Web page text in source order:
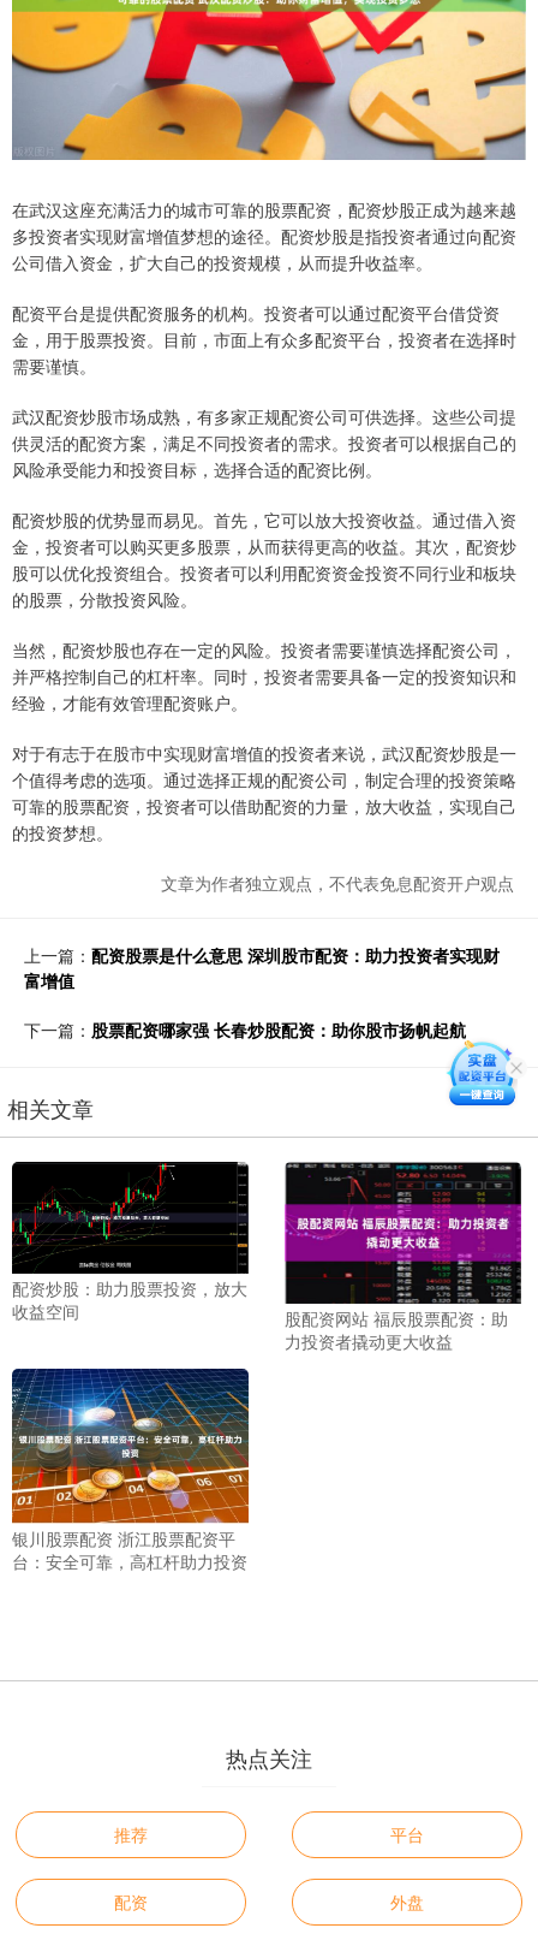
在武汉这座充满活力的城市可靠的股票配资，配资炒股正成为越来越
多投资者实现财富增值梦想的途径。配资炒股是指投资者通过向配资
公司借入资金，扩大自己的投资规模，从而提升收益率。
配资平台是提供配资服务的机构。投资者可以通过配资平台借贷资
金，用于股票投资。目前，市面上有众多配资平台，投资者在选择时
需要谨慎。
武汉配资炒股市场成熟，有多家正规配资公司可供选择。这些公司提
供灵活的配资方案，满足不同投资者的需求。投资者可以根据自己的
风险承受能力和投资目标，选择合适的配资比例。
配资炒股的优势显而易见。首先，它可以放大投资收益。通过借入资
金，投资者可以购买更多股票，从而获得更高的收益。其次，配资炒
股可以优化投资组合。投资者可以利用配资资金投资不同行业和板块
的股票，分散投资风险。
当然，配资炒股也存在一定的风险。投资者需要谨慎选择配资公司，
并严格控制自己的杠杆率。同时，投资者需要具备一定的投资知识和
经验，才能有效管理配资账户。
对于有志于在股市中实现财富增值的投资者来说，武汉配资炒股是一
个值得考虑的选项。通过选择正规的配资公司，制定合理的投资策略
可靠的股票配资，投资者可以借助配资的力量，放大收益，实现自己
的投资梦想。
文章为作者独立观点，不代表免息配资开户观点
上一篇： 配资股票是什么意思 深圳股市配资：助力投资者实现财
富增值
下一篇： 股票配资哪家强 长春炒股配资：助你股市扬帆起航
相关文章
配资炒股：助力股票投资，放大
收益空间
股配资网站 福辰股票配资：助
力投资者撬动更大收益
银川股票配资 浙江股票配资平
台：安全可靠，高杠杆助力投资
热点关注
推荐 平台
配资 外盘